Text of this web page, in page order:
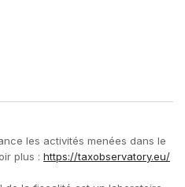
les activités menées dans le
plus : https://taxobservatory.eu/